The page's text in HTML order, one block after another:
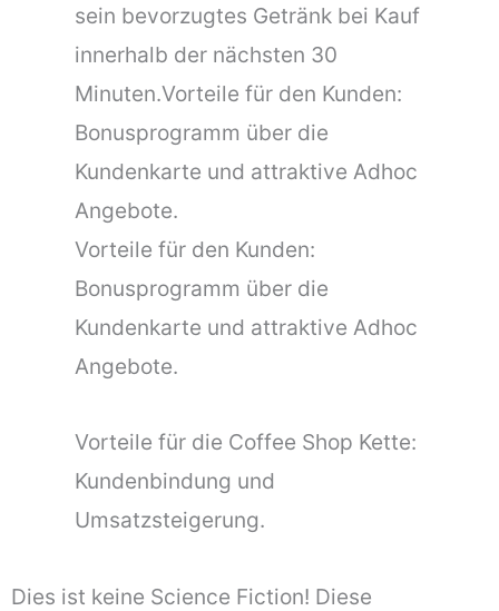
sein bevorzugtes Getränk bei Kauf
innerhalb der nächsten 30
Minuten.Vorteile für den Kunden:
Bonusprogramm über die
Kundenkarte und attraktive Adhoc
Angebote.
Vorteile für den Kunden:
Bonusprogramm über die
Kundenkarte und attraktive Adhoc
Angebote.
Vorteile für die Coffee Shop Kette:
Kundenbindung und
Umsatzsteigerung.
Dies ist keine Science Fiction! Diese